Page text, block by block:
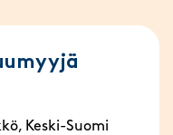
Keski-Suomi